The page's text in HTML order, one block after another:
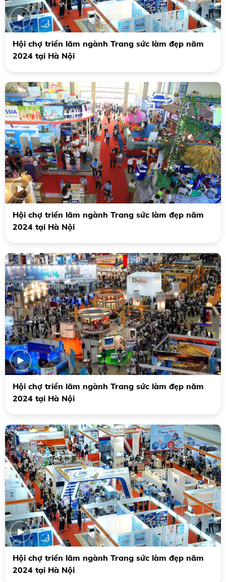
Hội chợ triển lãm ngành Trang sức làm đẹp năm
2024 tại Hà Nội
Hội chợ triển lãm ngành Trang sức làm đẹp năm
2024 tại Hà Nội
Hội chợ triển lãm ngành Trang sức làm đẹp năm
2024 tại Hà Nội
Hội chợ triển lãm ngành Trang sức làm đẹp năm
2024 tại Hà Nội